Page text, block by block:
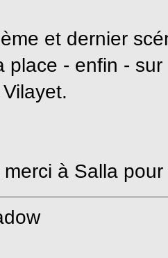
et dernier
place - enfin -
merci à Salla